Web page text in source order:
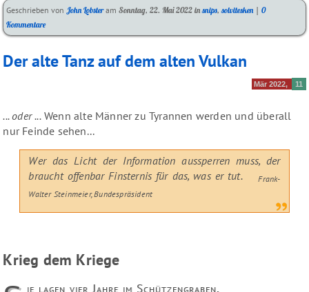
Geschrieben vonJohn LobsteramSonntag, 22. Mai 2022 inKategorien:
snips,solvitesken |0
Kommentare
Der alte Tanz auf dem alten Vulkan
Mär 2022 11
... oder ...Wenn alte Männer zu Tyrannen werden und überall
nur Feinde sehen...
Wer das Licht der Information aussperren muss, der
braucht offenbar Finsternis für das, was er tut.
Frank-
Walter Steinmeier, Bundespräsident
Krieg dem Kriege
ie lagen vier Jahre im Schützengraben.